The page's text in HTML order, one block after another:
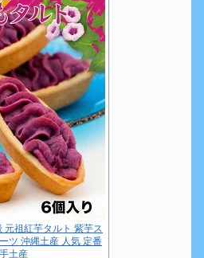
元祖紅芋タルト 紫芋ス
ツ 沖縄土産 人気 定番
土産